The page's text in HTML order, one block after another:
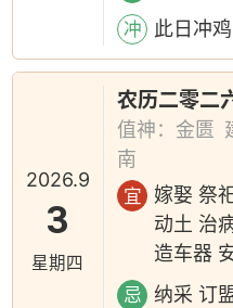
冲 此日冲
2026.9
3
星期四
农历二零二
值神：金匮
南
宜
嫁娶 祭
动土 治
造车器
忌 纳采 订